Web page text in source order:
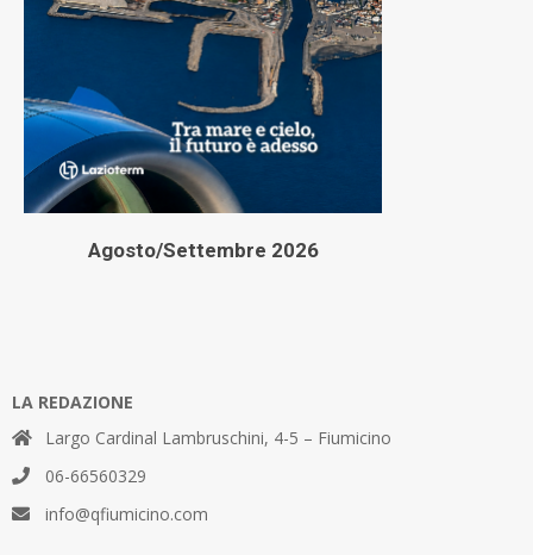
Agosto/Settembre 2026
LA REDAZIONE
Largo Cardinal Lambruschini, 4-5 – Fiumicino
06-66560329
info@qfiumicino.com